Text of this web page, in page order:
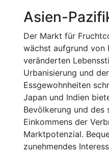
Asien-
Der Markt für
wächst aufgrund von
veränderten
Urbanisierung und
Essgewohnheiten
Japan und Indien
Bevölkerung und
Einkommens der
Marktpotenzial.
zunehmendes